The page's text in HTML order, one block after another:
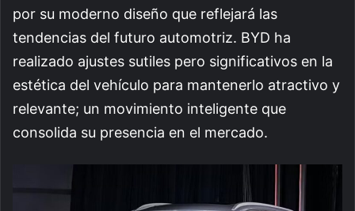
por su moderno diseño que reflejará las
tendencias del futuro automotriz. BYD ha
realizado ajustes sutiles pero significativos en la
estética del vehículo para mantenerlo atractivo y
relevante; un movimiento inteligente que
consolida su presencia en el mercado.